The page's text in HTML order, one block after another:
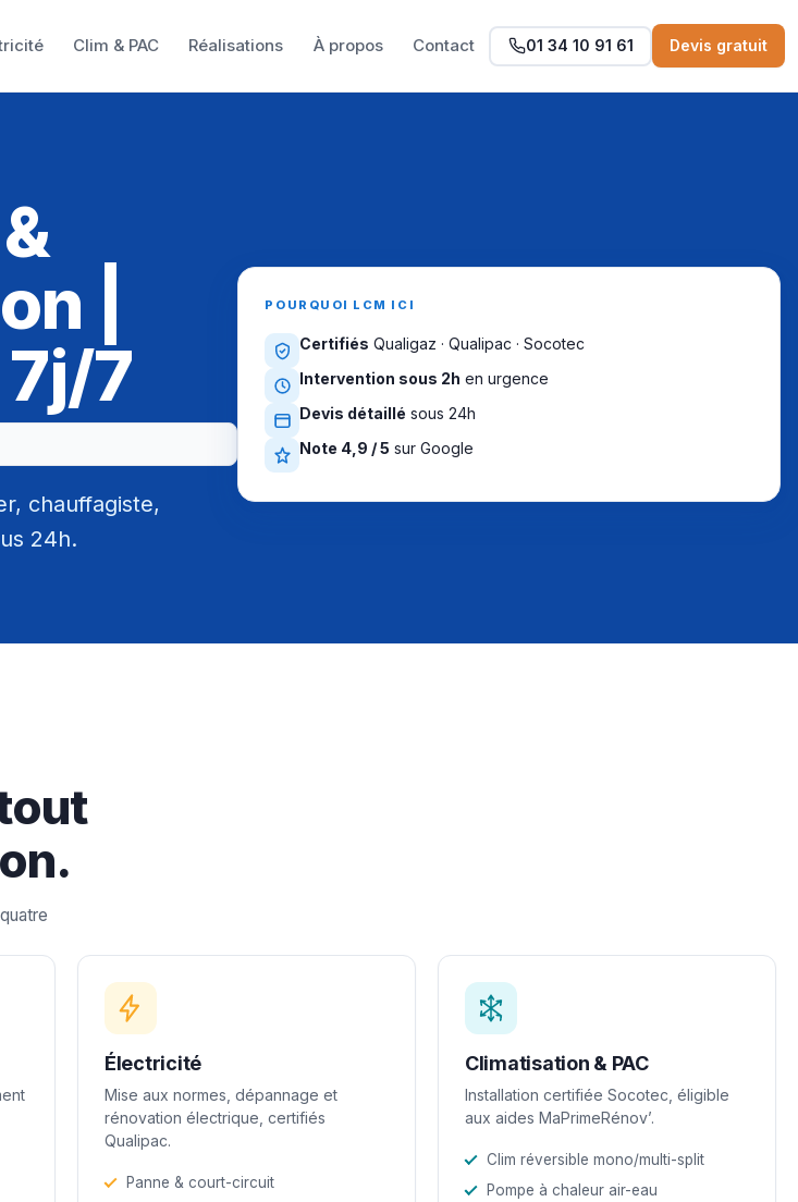
Clim & PAC Réalisations À propos Contact 01 34 10 91 61 Devis gratuit
|
7
chauffagiste,
24h.
POURQUOI LCM ICI
Certifiés Qualigaz · Qualipac · Socotec
Intervention sous 2h en urgence
Devis détaillé sous 24h
Note 4,9 / 5 sur Google
Électricité
Mise aux normes, dépannage et
rénovation électrique, certifiés
Qualipac.
Panne & court-circuit
Climatisation & PAC
Installation certifiée Socotec, éligible
aux aides MaPrimeRénov’.
Clim réversible mono/multi-split
Pompe à chaleur air-eau